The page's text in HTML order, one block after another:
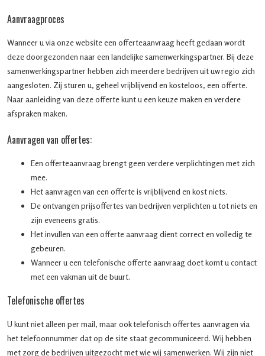
Aanvraagproces
Wanneer u via onze website een offerteaanvraag heeft gedaan wordt
deze doorgezonden naar een landelijke samenwerkingspartner. Bij deze
samenwerkingspartner hebben zich meerdere bedrijven uit uw regio zich
aangesloten. Zij sturen u, geheel vrijblijvend en kosteloos, een offerte.
Naar aanleiding van deze offerte kunt u een keuze maken en verdere
afspraken maken.
Aanvragen van offertes:
Een offerteaanvraag brengt geen verdere verplichtingen met zich
mee.
Het aanvragen van een offerte is vrijblijvend en kost niets.
De ontvangen prijsoffertes van bedrijven verplichten u tot niets en
zijn eveneens gratis.
Het invullen van een offerte aanvraag dient correct en volledig te
gebeuren.
Wanneer u een telefonische offerte aanvraag doet komt u contact
met een vakman uit de buurt.
Telefonische offertes
U kunt niet alleen per mail, maar ook telefonisch offertes aanvragen via
het telefoonnummer dat op de site staat gecommuniceerd. Wij hebben
met zorg de bedrijven uitgezocht met wie wij samenwerken. Wij zijn niet